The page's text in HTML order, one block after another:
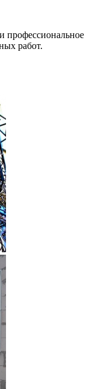
профессиональное
работ.